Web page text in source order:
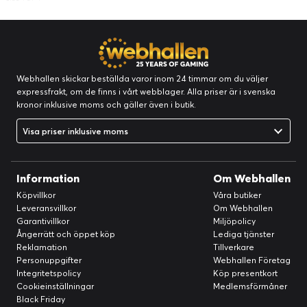
Webhallen skickar beställda varor inom 24 timmar om du väljer
expressfrakt, om de finns i vårt webblager. Alla priser är i svenska
kronor inklusive moms och gäller även i butik.
Visa priser inklusive moms
Information
Köpvillkor
Leveransvillkor
Garantivillkor
Ångerrätt och öppet köp
Reklamation
Personuppgifter
Integritetspolicy
Cookieinställningar
Black Friday
Om Webhallen
Våra butiker
Om Webhallen
Miljöpolicy
Lediga tjänster
Tillverkare
Webhallen Företag
Köp presentkort
Medlemsförmåner